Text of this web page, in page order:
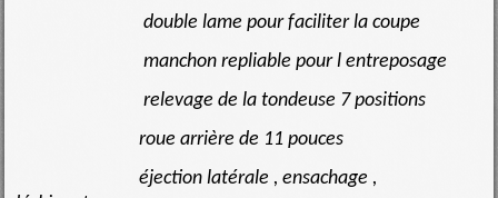
double lame pour faciliter la coupe
manchon repliable pour l entreposage
relevage de la tondeuse 7 positions
roue arrière de 11 pouces
éjection latérale , ensachage ,